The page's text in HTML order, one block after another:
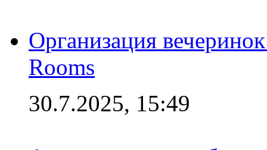
Организация
Rooms
30.7.2025, 15:49